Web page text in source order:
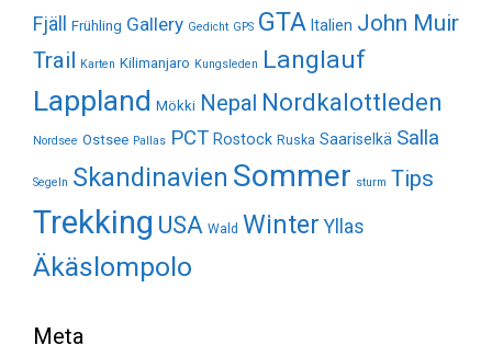
Fjäll Frühling Gallery Gedicht GPS GTA Italien John Muir
Trail Karten Kilimanjaro Kungsleden Langlauf
Lappland Mökki Nepal Nordkalottleden
Nordsee Ostsee Pallas PCT Rostock Ruska Saariselkä Salla
Segeln Skandinavien Sommer sturm Tips
Trekking USA Wald Winter Yllas
Äkäslompolo
Meta